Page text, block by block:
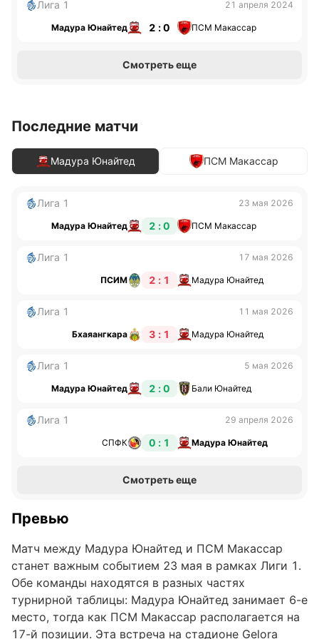
Лига 1 21 апреля 2024
Мадура Юнайтед 2 : 0 ПСМ Макассар
Смотреть еще
Последние матчи
Мадура Юнайтед ПСМ Макассар
Лига 1 23 мая 2026
Мадура Юнайтед 2 : 0 ПСМ Макассар
Лига 1 17 мая 2026
ПСИМ 2 : 1 Мадура Юнайтед
Лига 1 11 мая 2026
Бхаяангкара 3 : 1 Мадура Юнайтед
Лига 1 5 мая 2026
Мадура Юнайтед 2 : 0 Бали Юнайтед
Лига 1 29 апреля 2026
СПФК 0 : 1 Мадура Юнайтед
Смотреть еще
Превью
Матч между Мадура Юнайтед и ПСМ Макассар
станет важным событием 23 мая в рамках Лиги 1.
Обе команды находятся в разных частях
турнирной таблицы: Мадура Юнайтед занимает 6-е
место, тогда как ПСМ Макассар располагается на
17-й позиции. Эта встреча на стадионе Gelora